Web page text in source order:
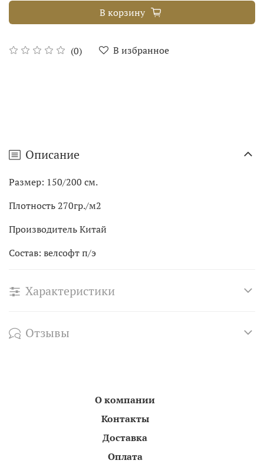
(0) В избранное
В корзину
Описание
Размер: 150/200 см.
Плотность 270гр./м2
Производитель Китай
Состав: велсофт п/э
Характеристики
Отзывы
О компании
Контакты
Доставка
Оплата